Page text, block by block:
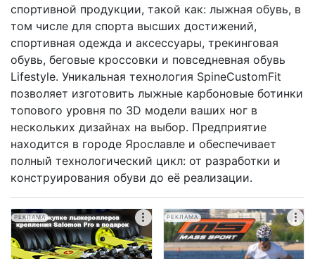
спортивной продукции, такой как: лыжная обувь, в
том числе для спорта высших достижений,
спортивная одежда и аксессуары, трекинговая
обувь, беговые кроссовки и повседневная обувь
Lifestyle. Уникальная технология SpineCustomFit
позволяет изготовить лыжные карбоновые ботинки
топового уровня по 3D модели ваших ног в
нескольких дизайнах на выбор. Предприятие
находится в городе Ярославле и обеспечивает
полный технологический цикл: от разработки и
конструирования обуви до её реализации.
РЕКЛАМА РЕКЛАМА